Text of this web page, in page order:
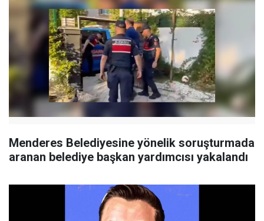
Menderes Belediyesine yönelik soruşturmada
aranan belediye başkan yardımcısı yakalandı